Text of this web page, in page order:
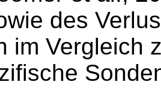
des
im Vergleich